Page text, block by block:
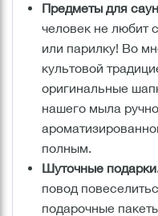
Предметы для
человек не любит
или парилку! Во
культовой
оригинальные
нашего мыла
полным.
Шуточные
повод
подарочные